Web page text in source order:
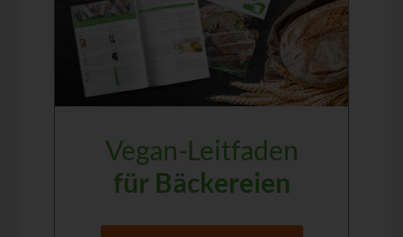
Vegan-Leitfaden
für Bäckereien